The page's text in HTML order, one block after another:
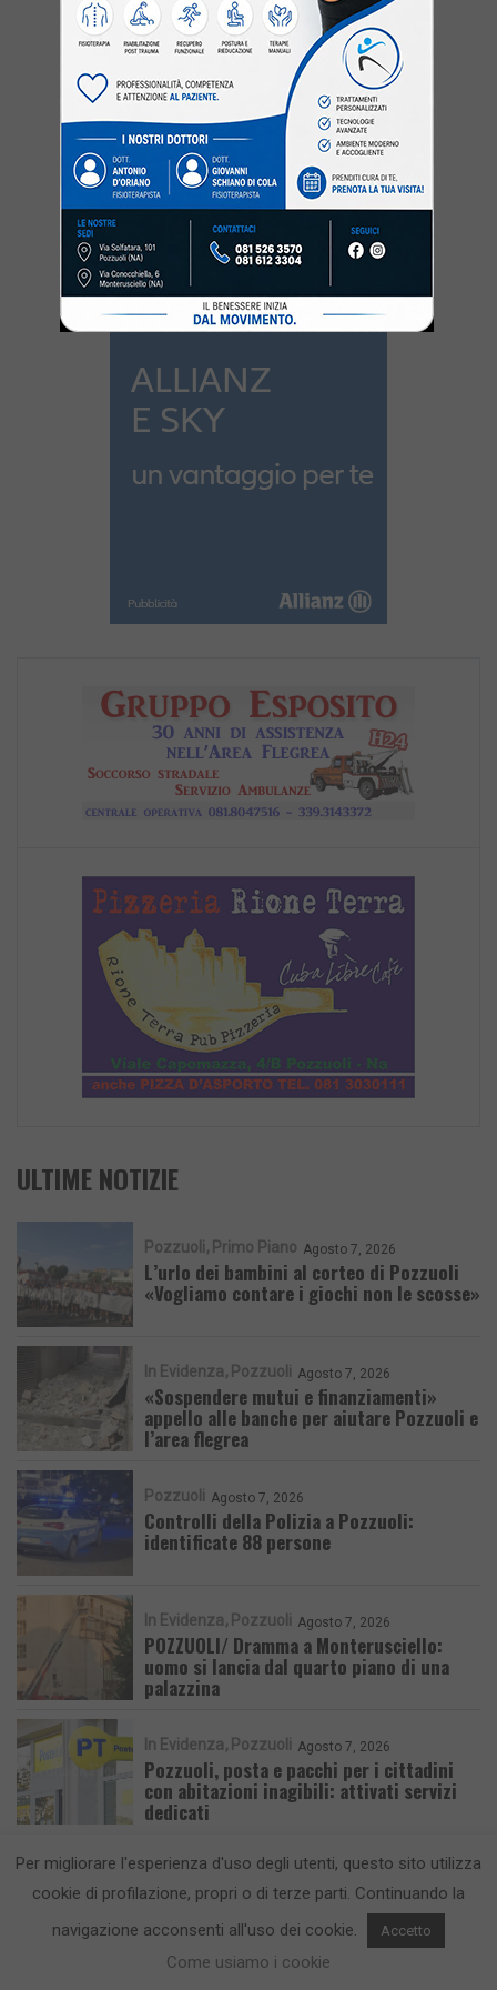
ULTIME NOTIZIE
Pozzuoli Primo Piano Agosto 7, 2026
L’urlo dei bambini al corteo di Pozzuoli
«Vogliamo contare i giochi non le scosse»
In Evidenza Pozzuoli Agosto 7, 2026
«Sospendere mutui e finanziamenti»
appello alle banche per aiutare Pozzuoli e
l’area flegrea
Pozzuoli Agosto 7, 2026
Controlli della Polizia a Pozzuoli:
identificate 88 persone
In Evidenza Pozzuoli Agosto 7, 2026
POZZUOLI/ Dramma a Monterusciello:
uomo si lancia dal quarto piano di una
palazzina
In Evidenza Pozzuoli Agosto 7, 2026
Pozzuoli, posta e pacchi per i cittadini
con abitazioni inagibili: attivati servizi
dedicati
CronacaFlegrea testata giornalistica - aut. Tribunale di Napoli n. 34 del
23/05/2012.Info e Contatti
Per migliorare l'esperienza d'uso degli utenti, questo sito utilizza
cookie di profilazione, propri o di terze parti. Continuando la
navigazione acconsenti all'uso dei cookie.
Accetto
Come usiamo i cookie